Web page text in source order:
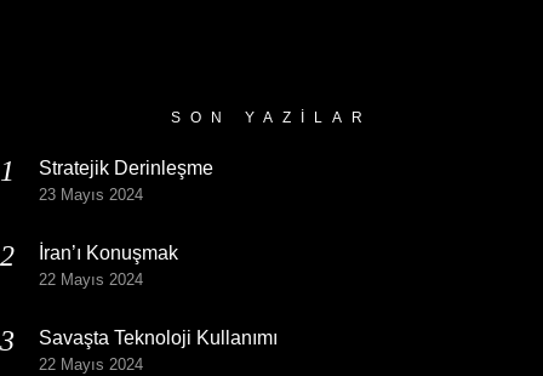
SON YAZILAR
Stratejik Derinleşme
23 Mayıs 2024
İran’ı Konuşmak
22 Mayıs 2024
Savaşta Teknoloji Kullanımı
22 Mayıs 2024